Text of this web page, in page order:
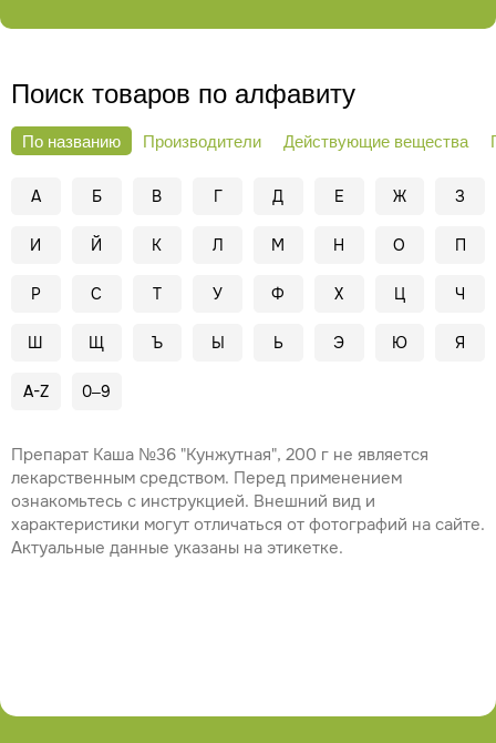
Поиск товаров по алфавиту
По названию Производители Действующие вещества
А Б В Г Д Е Ж З
И Й К Л М Н О П
Р С Т У Ф Х Ц Ч
Ш Щ Ъ Ы Ь Э Ю Я
A-Z 0–9
Препарат Каша №36 "Кунжутная", 200 г не является
лекарственным средством. Перед применением
ознакомьтесь с инструкцией. Внешний вид и
характеристики могут отличаться от фотографий на сайте.
Актуальные данные указаны на этикетке.